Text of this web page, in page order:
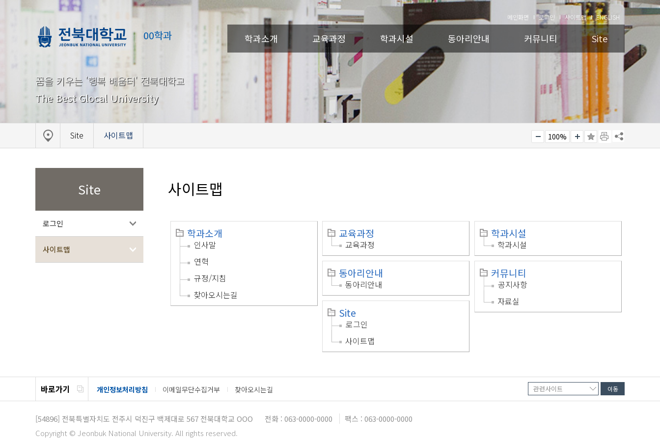
00학과
메인화면 로그인 사이트맵 ENGLISH
학과소개 교육과정 학과시설 동아리안내 커뮤니티 Site
꿈을 키우는 '행복 배움터' 전북대학교
The Best Glocal University
Site 사이트맵 100%
Site
로그인
사이트맵
사이트맵
학과소개
인사말
연혁
규정/지침
찾아오시는길
교육과정
교육과정
학과시설
학과시설
동아리안내
동아리안내
커뮤니티
공지사항
자료실
Site
로그인
사이트맵
바로가기 개인정보처리방침 이메일무단수집거부 찾아오시는길
[54896] 전북특별자치도 전주시 덕진구 백제대로 567 전북대학교 OOO 전화 : 063-0000-0000
팩스 : 063-0000-0000
Copyright © Jeonbuk National University. All rights reserved.